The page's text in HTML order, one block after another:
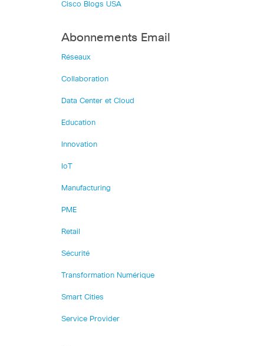
Cisco Blogs USA
Abonnements Email
Réseaux
Collaboration
Data Center et Cloud
Education
Innovation
IoT
Manufacturing
PME
Retail
Sécurité
Transformation Numérique
Smart Cities
Service Provider